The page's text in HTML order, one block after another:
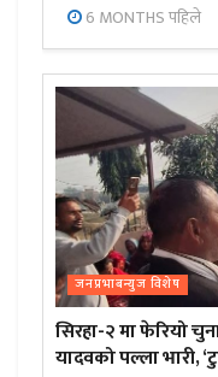
6 MONTHS पहिले
जनप्रभाबन्युज विशेष
सिरहा-२ मा फेरियो
यादवको पल्ला भारी,